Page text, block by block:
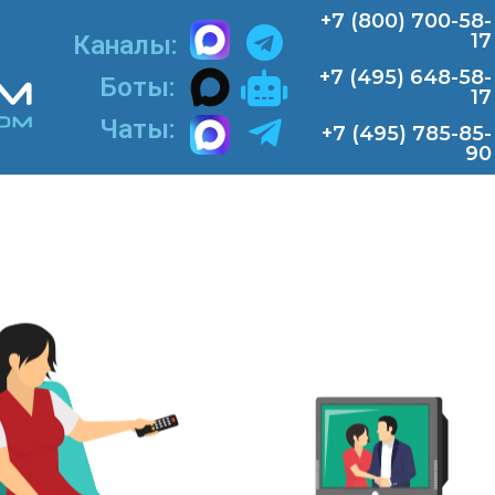
Каналы:
Боты:​
Чаты:
+7 (800) 700-58-
17
+7 (495) 648-58-
17
+7 (495) 785-85-
90